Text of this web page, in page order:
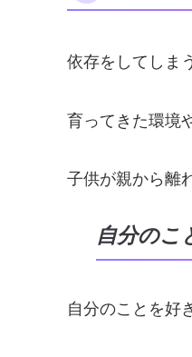
依存をしてしま
育ってきた環境
子供が親から離
自分のこ
自分のことを好